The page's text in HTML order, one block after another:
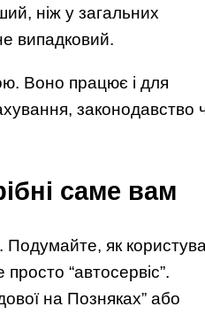
ніж у загальних
випадковий.
Воно працює і для
законодавство
саме вам
Подумайте, як
“автосервіс”.
на Позняках” або